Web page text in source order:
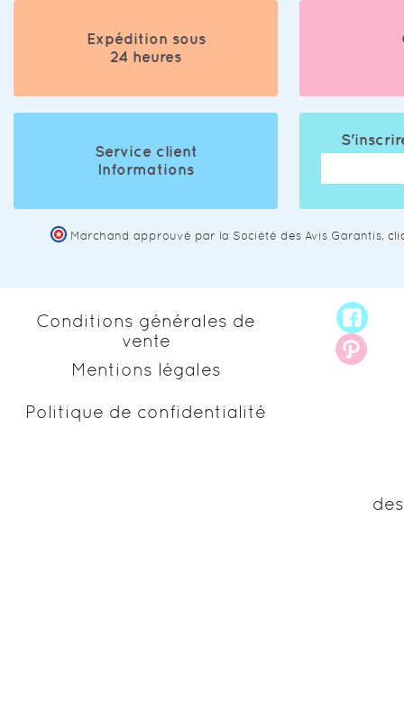
Expédition sous
24 heures
Service client
Informations
Marchand approuvé par la Société des Avis Garantis,
Conditions générales de
vente
Mentions légales
Politique de confidentialité